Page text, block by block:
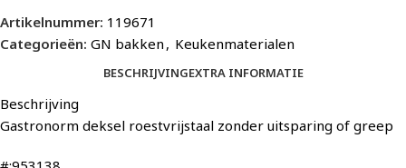
Artikelnummer: 119671
Categorieën: GN bakken , Keukenmaterialen
BESCHRIJVINGEXTRA INFORMATIE
Beschrijving
Gastronorm deksel roestvrijstaal zonder uitsparing of greep